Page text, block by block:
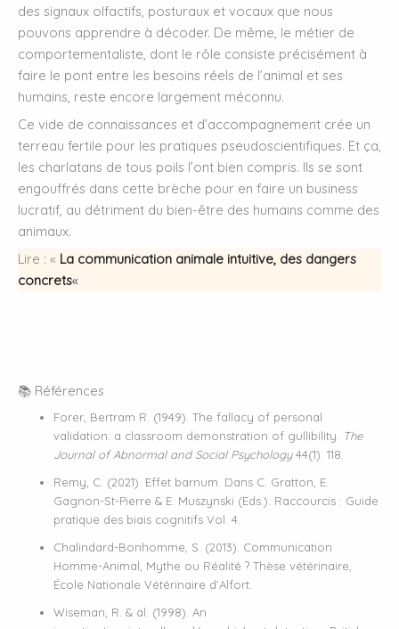
des signaux olfactifs, posturaux et vocaux que nous
pouvons apprendre à décoder. De même, le métier de
comportementaliste, dont le rôle consiste précisément à
faire le pont entre les besoins réels de l’animal et ses
humains, reste encore largement méconnu.
Ce vide de connaissances et d’accompagnement crée un
terreau fertile pour les pratiques pseudoscientifiques. Et ça,
les charlatans de tous poils l’ont bien compris. Ils se sont
engouffrés dans cette brèche pour en faire un business
lucratif, au détriment du bien-être des humains comme des
animaux.
Lire : « La communication animale intuitive, des dangers
concrets«
📚 Références
Forer, Bertram R. (1949). The fallacy of personal
validation: a classroom demonstration of gullibility.
The
Journal of Abnormal and Social Psychology44(1): 118.
Remy, C. (2021). Effet barnum. Dans C. Gratton, E.
Gagnon-St-Pierre & E. Muszynski (Eds.). Raccourcis : Guide
pratique des biais cognitifs Vol. 4.
Chalindard-Bonhomme, S. (2013). Communication
Homme-Animal, Mythe ou Réalité ? Thèse vétérinaire,
École Nationale Vétérinaire d’Alfort.
Wiseman, R. & al. (1998). An